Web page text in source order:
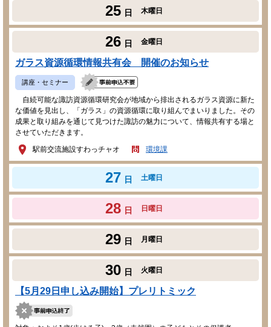
25 日 木曜日
26 日 金曜日
ガラス資源循環情報共有会 開催のお知らせ
講座・セミナー
自続可能な諏訪資源循環研究会が地域から排出されるガラス資源に新た
な価値を見出し、「ガラス」の資源循環に取り組んでまいりました。その
成果と取り組みを通じて見つけた諏訪の魅力について、情報共有する場と
させていただきます。
駅前交流施設すわっチャオ
環境課
27 日 土曜日
28 日 日曜日
29 日 月曜日
30 日 火曜日
【5月29日申し込み開始】プレリトミック